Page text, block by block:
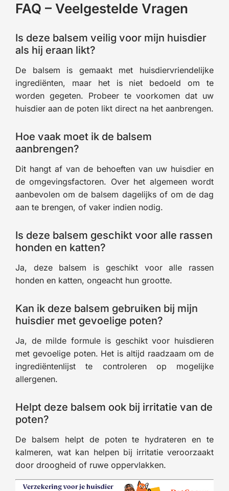
FAQ – Veelgestelde Vragen
Is deze balsem veilig voor mijn huisdier
als hij eraan likt?
De balsem is gemaakt met huisdiervriendelijke
ingrediënten, maar het is niet bedoeld om te
worden gegeten. Probeer te voorkomen dat uw
huisdier aan de poten likt direct na het aanbrengen.
Hoe vaak moet ik de balsem
aanbrengen?
Dit hangt af van de behoeften van uw huisdier en
de omgevingsfactoren. Over het algemeen wordt
aanbevolen om de balsem dagelijks of om de dag
aan te brengen, of vaker indien nodig.
Is deze balsem geschikt voor alle rassen
honden en katten?
Ja, deze balsem is geschikt voor alle rassen
honden en katten, ongeacht hun grootte.
Kan ik deze balsem gebruiken bij mijn
huisdier met gevoelige poten?
Ja, de milde formule is geschikt voor huisdieren
met gevoelige poten. Het is altijd raadzaam om de
ingrediëntenlijst te controleren op mogelijke
allergenen.
Helpt deze balsem ook bij irritatie van de
poten?
De balsem helpt de poten te hydrateren en te
kalmeren, wat kan helpen bij irritatie veroorzaakt
door droogheid of ruwe oppervlakken.